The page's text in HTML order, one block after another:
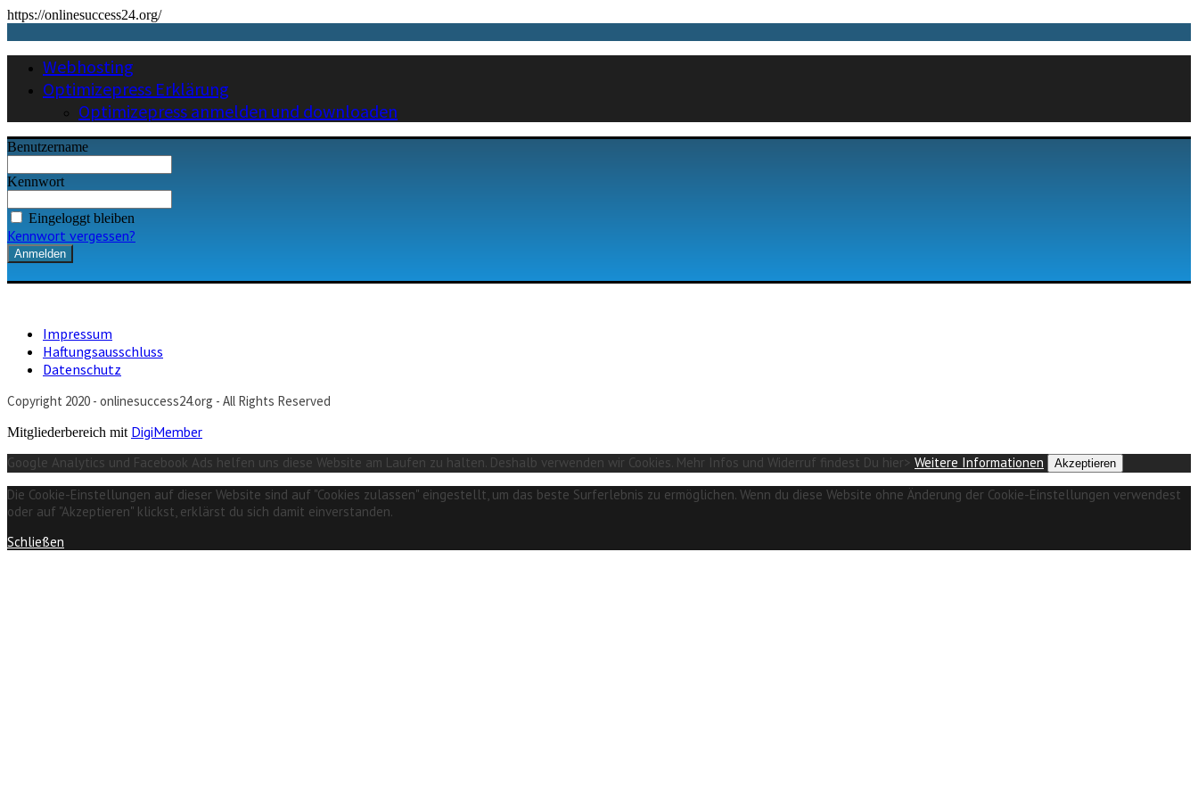
https://onlinesuccess24.org/
Webhosting
Optimizepress Erklärung
Optimizepress anmelden und downloaden
Benutzername
Kennwort
Eingeloggt bleiben
Kennwort vergessen?
Impressum
Haftungsausschluss
Datenschutz
Copyright 2020 - onlinesuccess24.org - All Rights Reserved
Mitgliederbereich mit DigiMember
Google Analytics und Facebook Ads helfen uns diese Website am Laufen zu halten. Deshalb verwenden wir Cookies. Mehr Infos und Widerruf findest Du hier> Weitere Informationen Akzeptieren
Die Cookie-Einstellungen auf dieser Website sind auf "Cookies zulassen" eingestellt, um das beste Surferlebnis zu ermöglichen. Wenn du diese Website ohne Änderung der Cookie-Einstellungen verwendest
oder auf "Akzeptieren" klickst, erklärst du sich damit einverstanden.
Schließen